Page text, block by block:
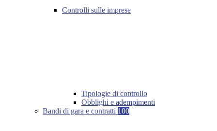
Controlli sulle imprese
Tipologie di controllo
Obblighi e adempimenti
Bandi di gara e contratti 100